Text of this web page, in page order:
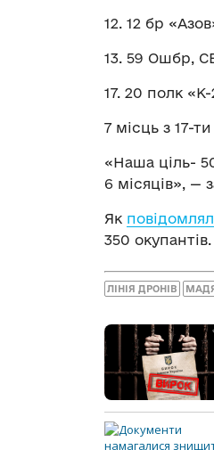
12. 12 бр
13. 59 Ошбр,
17. 20 полк
7 місць з 17-
«Наша ціль-
6 місяців», —
Як
350 окупантів.
ЛІНІЯ ДРОНІВ